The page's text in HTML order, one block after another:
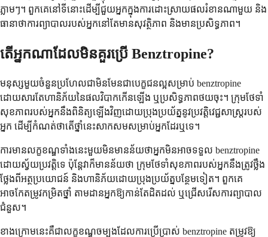
ភ្លាមៗ។ ពួកគេនៅទីនោះដើម្បីជួយអ្នកក្នុងការដោះស្រាយផលរំខានណាមួយ និង
ធានាថាការព្យាបាលរបស់អ្នកនៅតែមានសុវត្ថិភាព និងមានប្រសិទ្ធភាព។
តើអ្នកណាដែលមិនគួរប្រើ Benztropine?
មនុស្សមួយចំនួនប្រហែលជាមិនមែនជាបេក្ខជនល្អសម្រាប់ benztropine
ដោយសារតែហានិភ័យនៃផលវិបាកកើនឡើង ឬប្រសិទ្ធភាពថយចុះ។ ក្រុមថែទាំ
សុខភាពរបស់អ្នកនឹងពិនិត្យឡើងវិញដោយប្រុងប្រយ័ត្ននូវប្រវត្តិវេជ្ជសាស្ត្ររបស់
អ្នក ដើម្បីកំណត់ថាតើថ្នាំនេះសាកសមសម្រាប់អ្នកដែរឬទេ។
ការមានលក្ខខណ្ឌទាំងនេះមួយមិនមានន័យថាអ្នកមិនអាចទទួល benztropine
ដោយស្វ័យប្រវត្តិទេ ប៉ុន្តែវាក៏មានន័យថា ក្រុមថែទាំសុខភាពរបស់អ្នកនឹងត្រូវថ្លឹង
ថ្លែងពីអត្ថប្រយោជន៍ និងហានិភ័យដោយប្រុងប្រយ័ត្នបន្ថែមទៀត។ ពួកគេ
អាចកែតម្រូវកម្រិតថ្នាំ តាមដានអ្នកឱ្យកាន់តែដិតដល់ ឬជ្រើសរើសការព្យាបាល
ជំនួស។
ខាង​ក្រោម​នេះ​គឺ​ជា​លក្ខខណ្ឌ​ចម្បង​ដែល​ការ​ប្រើប្រាស់ benztropine តម្រូវ​ឱ្យ​